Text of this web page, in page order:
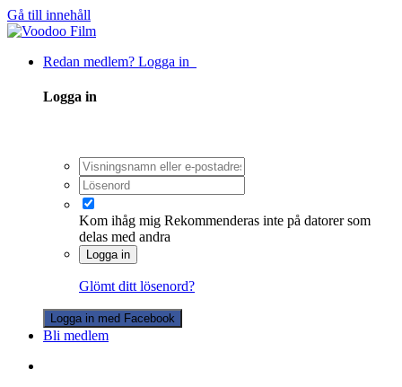
Gå till innehåll
Redan medlem? Logga in
Logga in
Kom ihåg mig Rekommenderas inte på datorer som
delas med andra
Logga in
Glömt ditt lösenord?
Logga in med Facebook
Bli medlem